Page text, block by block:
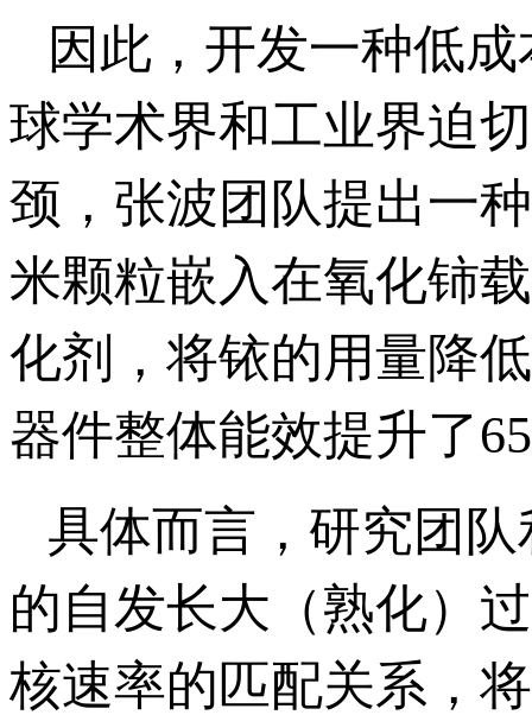
因此，开发一种低
球学术界和工业界迫
颈，张波团队提出一
米颗粒嵌入在氧化铈
化剂，将铱的用量降
器件整体能效提升了
具体而言，研究团
的自发长大（熟化）
核速率的匹配关系，